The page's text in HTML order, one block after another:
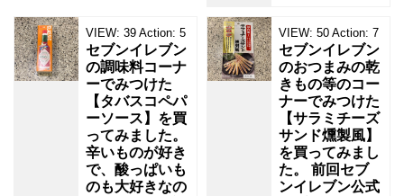
VIEW: 39 Action: 5
セブンイレブン
の調味料コーナ
ーでみつけた
【タバスコペパ
ーソース】を買
ってみました。
辛いものが好き
で、酸っぱいも
のも大好きなの
VIEW: 50 Action: 7
セブンイレブン
のおつまみの乾
きもの等のコー
ナーでみつけた
【サラミチーズ
サンド燻製風】
を買ってみまし
た。 前回セブ
ンイレブン公式